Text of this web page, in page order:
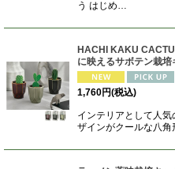
う はじめ…
HACHI KAKU
に映えるサボテン栽培
1,760円(税込)
インテリアとして人
ザインがクールな八